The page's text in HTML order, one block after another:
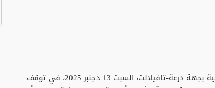
تسبب تساقط كثيف للثلوج في عدد المناطق الجبلية بجهة درعة-تافيلالت، السبت 13 دجنبر 2025، في توقف